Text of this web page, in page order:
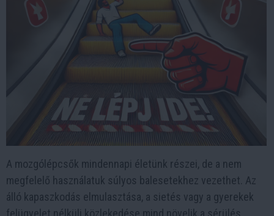
A mozgólépcsők mindennapi életünk részei, de a nem
megfelelő használatuk súlyos balesetekhez vezethet. Az
álló kapaszkodás elmulasztása, a sietés vagy a gyerekek
felügyelet nélküli közlekedése mind növelik a sérülés